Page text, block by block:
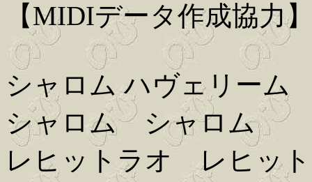
【MIDIデータ作成協力
シャロム ハヴェリー
シャロム シャロム
レヒットラオ レヒッ